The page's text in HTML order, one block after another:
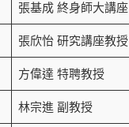
張基成 終身師大講座
張欣怡 研究講座教授
方偉達 特聘教授
林宗進 副教授